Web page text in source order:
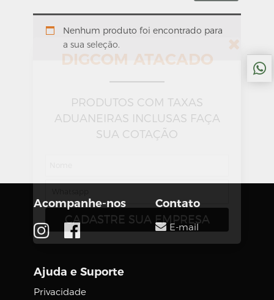
Nenhum produto foi encontrado para
a sua seleção.
Acompanhe-nos
Ajuda e Suporte
Privacidade
Contato
E-mail
DIGCOM ATACADO
PRODUTOS COM TAXAS
ADUANEIRAS INCLUSAS FAÇA
SUA COTAÇÃO